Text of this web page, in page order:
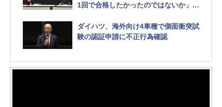
1回で合格したかったのではないか」と
ダイハツ、海外向け4車種で側面衝突試
験の認証申請に不正行為確認